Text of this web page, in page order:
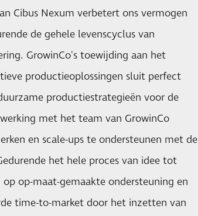
Cibus Nexum verbetert ons vermogen
de gehele levenscyclus van
GrowinCo's toewijding aan het
productieoplossingen sluit perfect
productiestrategieën voor de
met het team van GrowinCo
en scale-ups te ondersteunen met de
het hele proces van idee tot
op-maat-gemaakte ondersteuning en
time-to-market door het inzetten van